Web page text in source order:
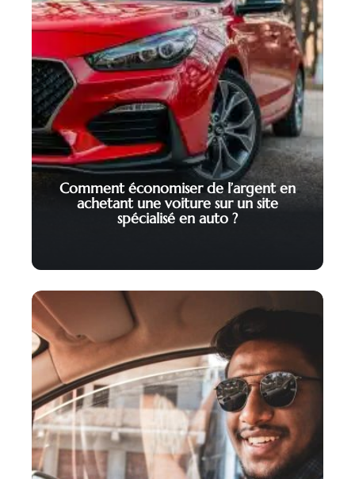
Comment économiser de l’argent en
achetant une voiture sur un site
spécialisé en auto ?